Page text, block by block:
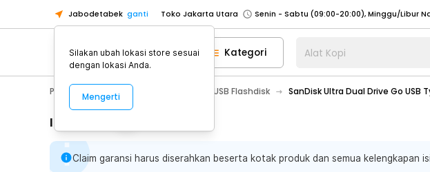
Jabodetabek ganti Toko Jakarta Utara
Toko Tangerang
Toko Cikupa
Pick n Go Jakarta Barat
Senin - Jumat (07:00 - 20:00), Sabtu -
Pick n Go Bekasi
Senin - Jumat (08:00 - 20:00), Sabtu - Minggu/
Senin - Jumat (08:00 - 20:00), Sabtu - Minggu/
Senin - Sabtu (09:00-20:00), Minggu/Libur
Toko Jakarta Barat
Senin - Sabtu (09:00-20:00), Minggu/Libur
Kategori Alat Kopi
PC & Laptop Storage Eksternal USB Flashdisk SanDisk Ultra Dual Drive Go USB
Informasi Penting
Claim garansi harus diserahkan beserta kotak produk dan semua kelengkapan
Silakan ubah lokasi store sesuai
dengan lokasi Anda.
Mengerti